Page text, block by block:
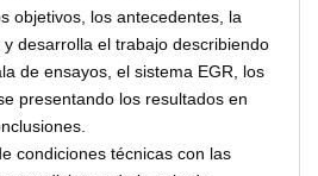
objetivos, los antecedentes, la
desarrolla el trabajo describiendo
de ensayos, el sistema EGR, los
presentando los resultados en
condiciones técnicas con las